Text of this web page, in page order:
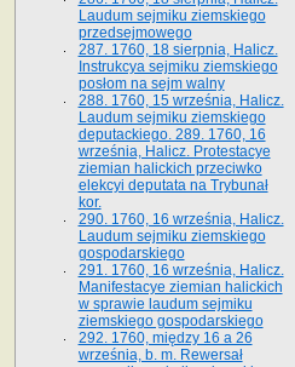
Laudum sejmiku ziemskiego
przedsejmowego
287. 1760, 18 sierpnia, Halicz.
Instrukcya sejmiku ziemskiego
posłom na sejm walny
288. 1760, 15 września, Halicz.
Laudum sejmiku ziemskiego
deputackiego. 289. 1760, 16
września, Halicz. Protestacye
ziemian halickich przeciwko
elekcyi deputata na Trybunał
kor.
290. 1760, 16 września, Halicz.
Laudum sejmiku ziemskiego
gospodarskiego
291. 1760, 16 września, Halicz.
Manifestacye ziemian halickich
w sprawie laudum sejmiku
ziemskiego gospodarskiego
292. 1760, między 16 a 26
września, b. m. Rewersał